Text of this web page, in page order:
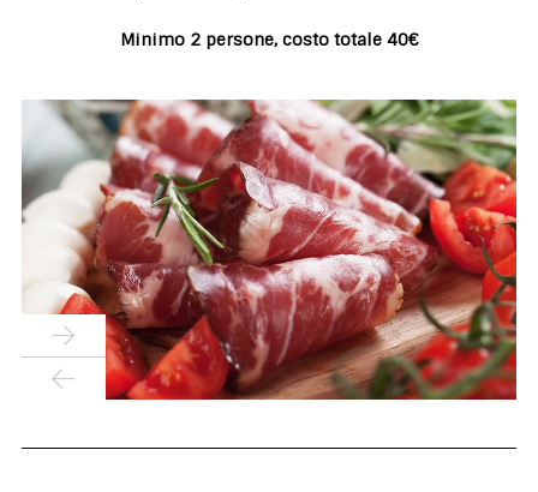
Minimo 2 persone, costo totale 40€